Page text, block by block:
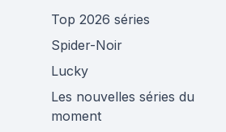
Top 2026 séries
Spider-Noir
Lucky
Les nouvelles séries du
moment